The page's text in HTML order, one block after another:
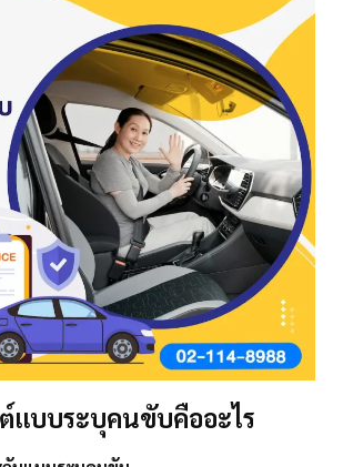
แบบระบุคนขับคืออะไร